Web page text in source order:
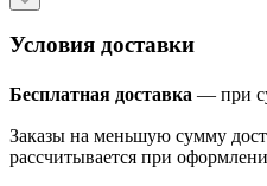
Условия доставки
Бесплатная доставка — при
Заказы на меньшую сумму
рассчитывается при